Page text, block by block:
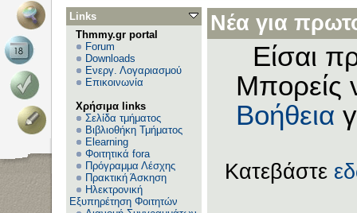
Links
Thmmy.gr portal
Forum
Downloads
Ενεργ. Λογαριασμού
Επικοινωνία
Χρήσιμα links
Σελίδα τμήματος
Βιβλιοθήκη Τμήματος
Elearning
Φοιτητικά fora
Πρόγραμμα Λέσχης
Πρακτική Άσκηση
Ηλεκτρονική
Εξυπηρέτηση Φοιτητών
Νέα για
Είσαι
Μπορείς
Βοήθεια
Κατεβάστε